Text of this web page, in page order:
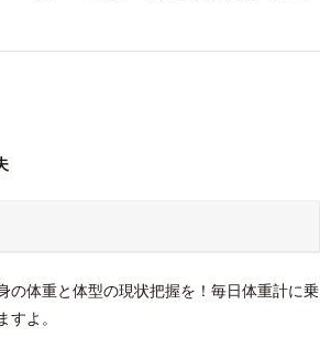
の体重と体型の現状把握を！毎日体重計に乗
よ。